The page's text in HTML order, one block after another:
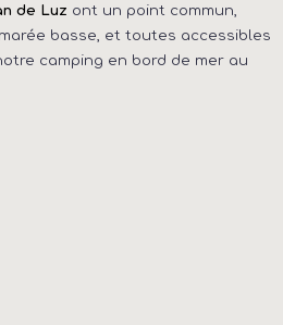
de Luz ont un point commun,
basse, et toutes accessibles
camping en bord de mer au